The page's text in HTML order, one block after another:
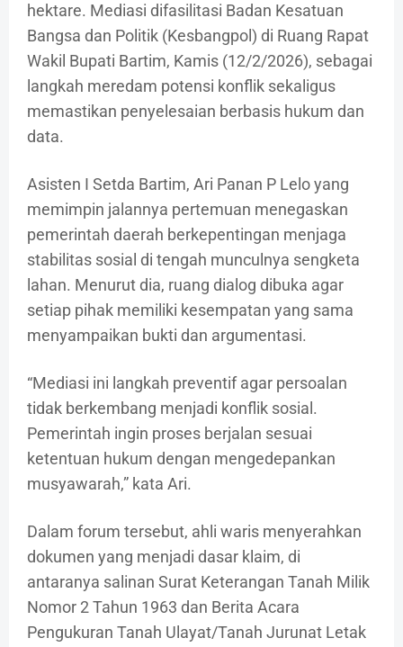
hektare. Mediasi difasilitasi Badan Kesatuan
Bangsa dan Politik (Kesbangpol) di Ruang Rapat
Wakil Bupati Bartim, Kamis (12/2/2026), sebagai
langkah meredam potensi konflik sekaligus
memastikan penyelesaian berbasis hukum dan
data.
Asisten I Setda Bartim, Ari Panan P Lelo yang
memimpin jalannya pertemuan menegaskan
pemerintah daerah berkepentingan menjaga
stabilitas sosial di tengah munculnya sengketa
lahan. Menurut dia, ruang dialog dibuka agar
setiap pihak memiliki kesempatan yang sama
menyampaikan bukti dan argumentasi.
“Mediasi ini langkah preventif agar persoalan
tidak berkembang menjadi konflik sosial.
Pemerintah ingin proses berjalan sesuai
ketentuan hukum dengan mengedepankan
musyawarah,” kata Ari.
Dalam forum tersebut, ahli waris menyerahkan
dokumen yang menjadi dasar klaim, di
antaranya salinan Surat Keterangan Tanah Milik
Nomor 2 Tahun 1963 dan Berita Acara
Pengukuran Tanah Ulayat/Tanah Jurunat Letak